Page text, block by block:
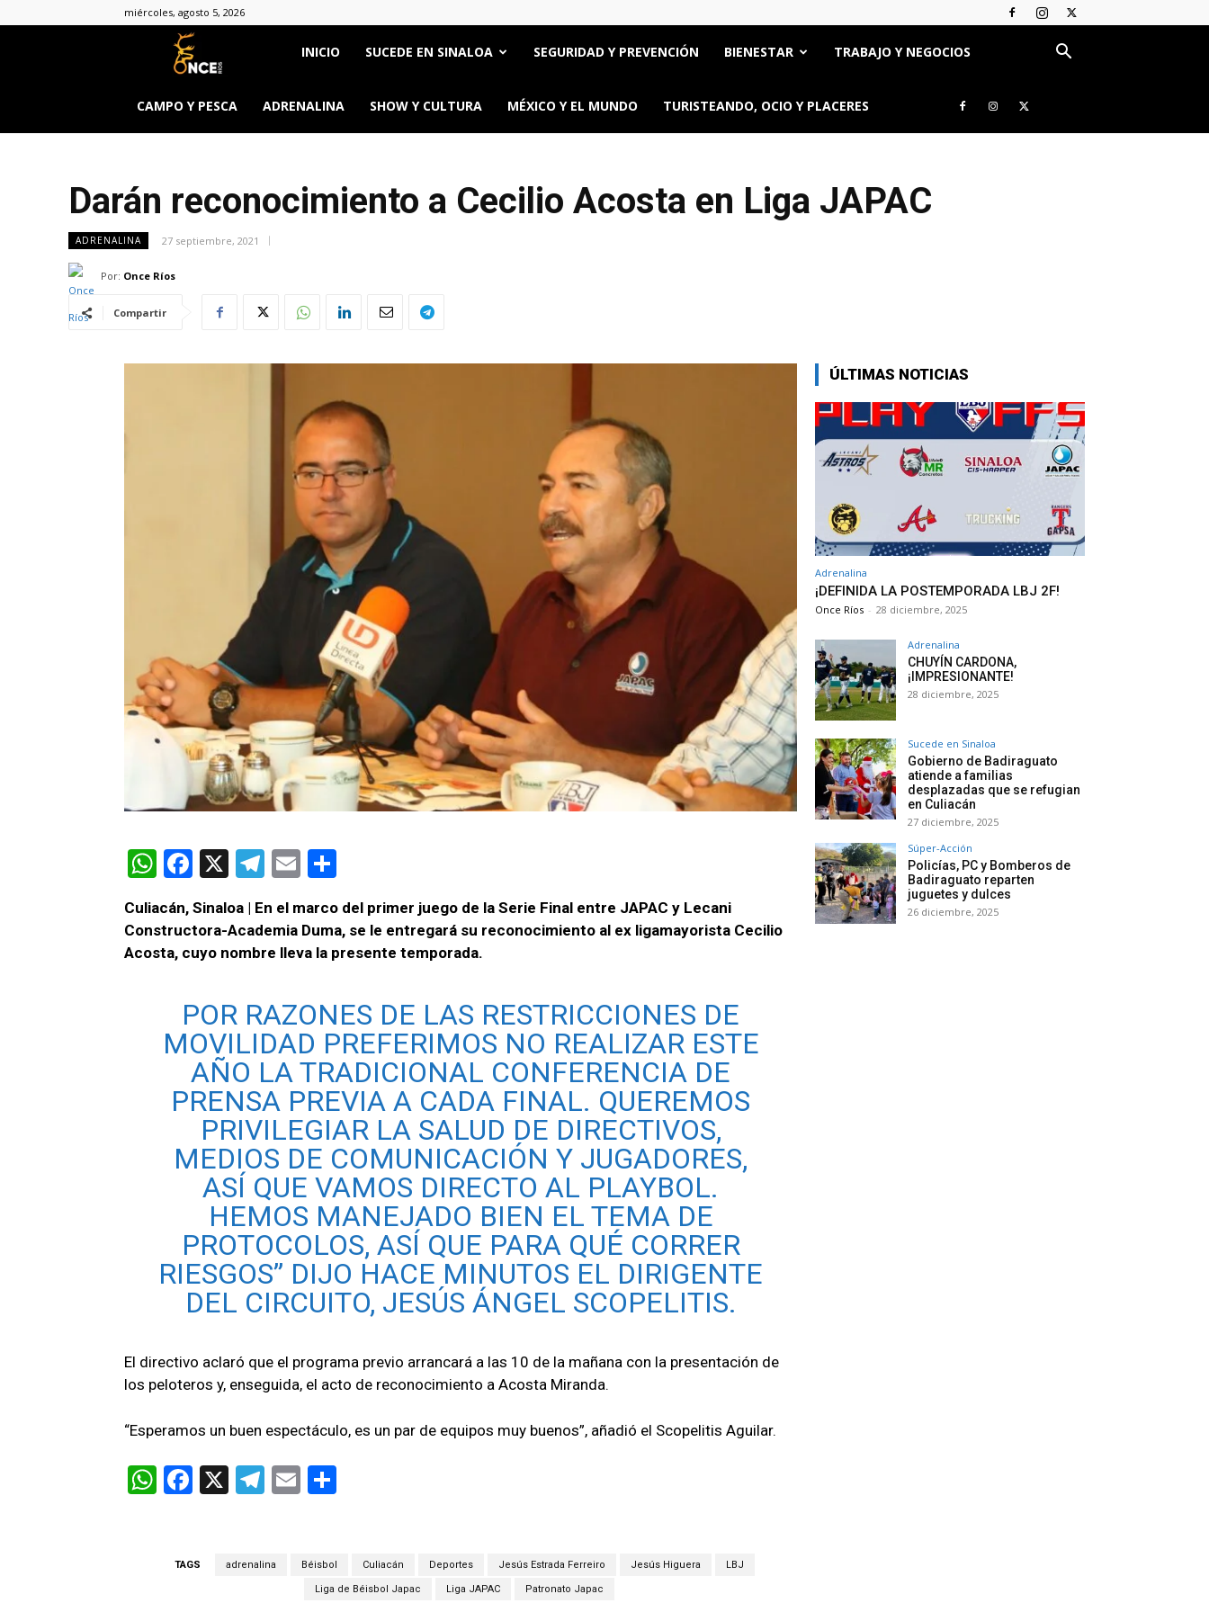
miércoles, agosto 5, 2026
Once
Ríos
INICIO SUCEDE EN SINALOA SEGURIDAD Y PREVENCIÓN BIENESTAR TRABAJO Y NEGOCIOS
CAMPO Y PESCA ADRENALINA SHOW Y CULTURA MÉXICO Y EL MUNDO TURISTEANDO, OCIO Y PLACERES
Darán reconocimiento a Cecilio Acosta en Liga JAPAC
ADRENALINA 27 septiembre, 2021
Por: Once Ríos
Compartir
W
at
s
p
F
ce
b
o
k
X
T
e
gr
m
E
ail m
p
tir
Culiacán, Sinaloa | En el marco del primer juego de la Serie Final entre JAPAC y Lecani
Constructora-Academia Duma, se le entregará su reconocimiento al ex ligamayorista Cecilio
Acosta, cuyo nombre lleva la presente temporada.
POR RAZONES DE LAS RESTRICCIONES DE
MOVILIDAD PREFERIMOS NO REALIZAR ESTE
AÑO LA TRADICIONAL CONFERENCIA DE
PRENSA PREVIA A CADA FINAL. QUEREMOS
PRIVILEGIAR LA SALUD DE DIRECTIVOS,
MEDIOS DE COMUNICACIÓN Y JUGADORES,
ASÍ QUE VAMOS DIRECTO AL PLAYBOL.
HEMOS MANEJADO BIEN EL TEMA DE
PROTOCOLOS, ASÍ QUE PARA QUÉ CORRER
RIESGOS” DIJO HACE MINUTOS EL DIRIGENTE
DEL CIRCUITO, JESÚS ÁNGEL SCOPELITIS.
El directivo aclaró que el programa previo arrancará a las 10 de la mañana con la presentación de
los peloteros y, enseguida, el acto de reconocimiento a Acosta Miranda.
“Esperamos un buen espectáculo, es un par de equipos muy buenos”, añadió el Scopelitis Aguilar.
W F
b
X
T
gr
E
ar
TAGS adrenalina Béisbol Culiacán Deportes Jesús Estrada Ferreiro Jesús Higuera LBJ
Liga de Béisbol Japac Liga JAPAC Patronato Japac
ÚLTIMAS NOTICIAS
Adrenalina
¡DEFINIDA LA POSTEMPORADA LBJ 2F!
Once Ríos - 28 diciembre, 2025
Adrenalina
CHUYÍN CARDONA,
¡IMPRESIONANTE!
28 diciembre, 2025
Sucede en Sinaloa
Gobierno de Badiraguato
atiende a familias
desplazadas que se refugian
en Culiacán
27 diciembre, 2025
Súper-Acción
Policías, PC y Bomberos de
Badiraguato reparten
juguetes y dulces
26 diciembre, 2025